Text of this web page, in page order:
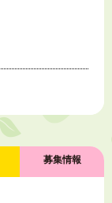
募集情報